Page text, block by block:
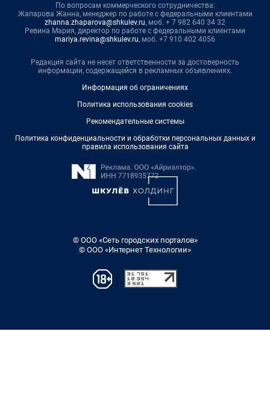
По вопросам коммерческого сотрудничества:
Жапарова Жанна, менеджер по работе с федеральными клиентами
zhanna.zhaparova@shkulev.ru, моб. + 7 982 640 34 32
Ревина Мария, директор по работе с федеральными клиентами
mariya.revina@shkulev.ru, моб. +7 910 402 4056
Редакция сайта не несет ответственности за достоверность
информации, содержащейся в рекламных объявлениях.
Информация об ограничениях
Политика использования cookies
Рекомендательные системы
Политика конфиденциальности и обработки персональных данных и
правила использования сайта
© ООО «Сеть городских порталов»
© ООО «Интернет Технологии»